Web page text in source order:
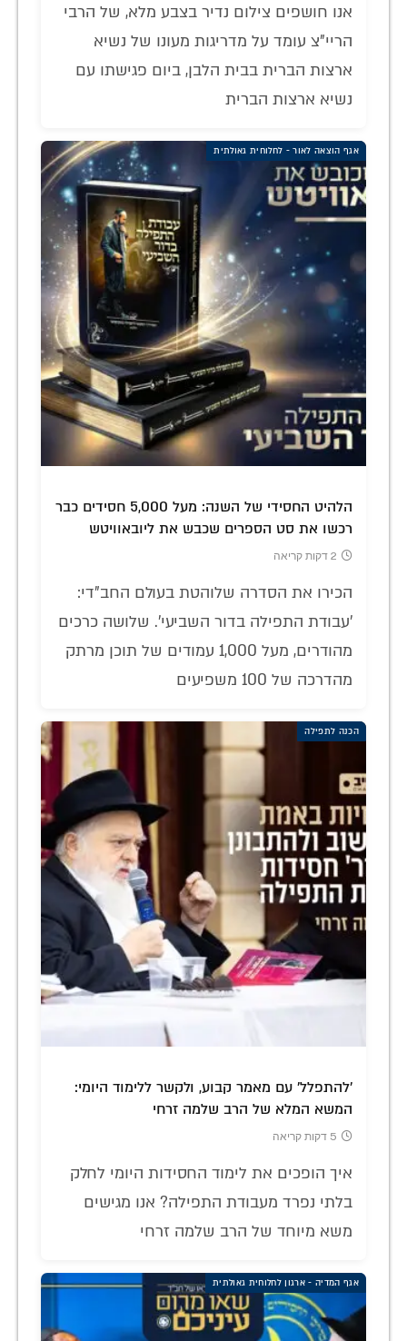
אנו חושפים צילום נדיר בצבע מלא, של הרבי
הריי"צ עומד על מדריגות מעונו של נשיא
ארצות הברית בבית הלבן, ביום פגישתו עם
נשיא ארצות הברית
אגף הוצאה לאור - לחלוחית גאולתית
הלהיט החסידי של השנה: מעל 5,000 חסידים כבר
רכשו את סט הספרים שכבש את ליובאוויטש
2 דקות קריאה
הכירו את הסדרה שלוהטת בעולם החב"די:
'עבודת התפילה בדור השביעי'. שלושה כרכים
מהודרים, מעל 1,000 עמודים של תוכן מרתק
מהדרכה של 100 משפיעים
הכנה לתפילה
'להתפלל' עם מאמר קבוע, ולקשר ללימוד היומי:
המשא המלא של הרב שלמה זרחי
5 דקות קריאה
איך הופכים את לימוד החסידות היומי לחלק
בלתי נפרד מעבודת התפילה? אנו מגישים
משא מיוחד של הרב שלמה זרחי
אגף המדיה - ארגון לחלוחית גאולתית